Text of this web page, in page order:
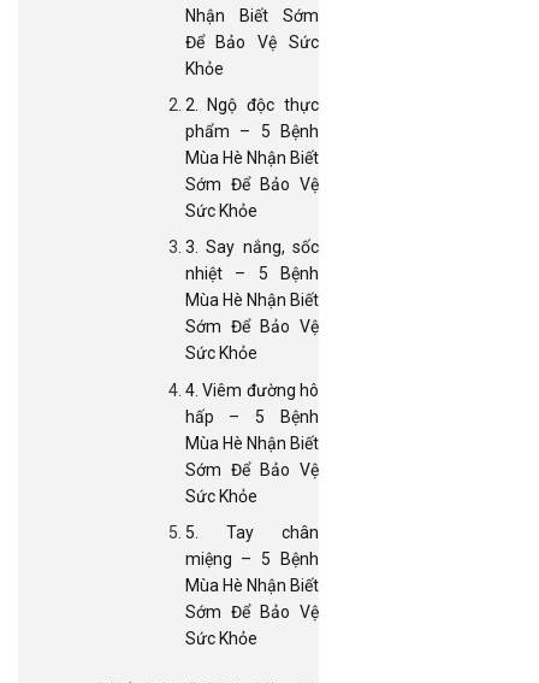
Nhận Biết Sớm
Để Bảo Vệ Sức
Khỏe
2. Ngộ độc thực
phẩm – 5 Bệnh
Mùa Hè Nhận Biết
Sớm Để Bảo Vệ
Sức Khỏe
3. Say nắng, sốc
nhiệt – 5 Bệnh
Mùa Hè Nhận Biết
Sớm Để Bảo Vệ
Sức Khỏe
4. Viêm đường hô
hấp – 5 Bệnh
Mùa Hè Nhận Biết
Sớm Để Bảo Vệ
Sức Khỏe
5. Tay chân
miệng – 5 Bệnh
Mùa Hè Nhận Biết
Sớm Để Bảo Vệ
Sức Khỏe